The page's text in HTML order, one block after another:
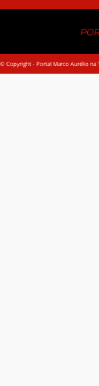
© Copyright - Portal Marco Aurélio na